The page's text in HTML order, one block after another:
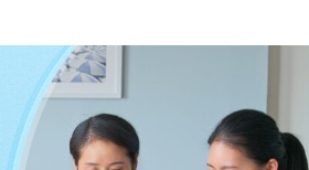
지 못했다는 것을 알게 되었습니
가 도대체 무엇인지 깨달았습니